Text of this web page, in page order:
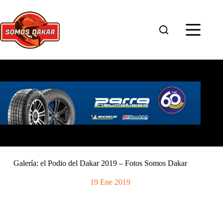
contenido
Galería: el Podio del Dakar 2019 – Fotos Somos Dakar
19 Ene 2019